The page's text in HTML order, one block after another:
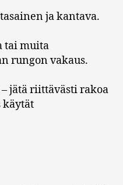
ja kantava.
tai muita
rungon vakaus.
jätä riittävästi rakoa
käytät